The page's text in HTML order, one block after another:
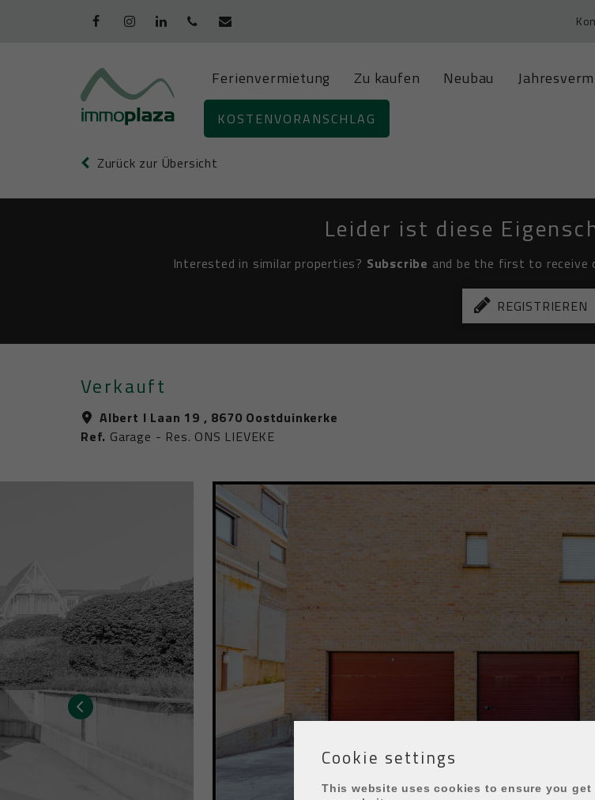
Ferienvermietung Zu kaufen Neubau
KOSTENVORANSCHLAG
Zurück zur Übersicht
Leider ist diese
Interested in similar properties? Subscribe and be the first to receive
REGISTRIEREN
Verkauft
Albert I Laan 19 , 8670 Oostduinkerke
Ref. Garage - Res. ONS LIEVEKE
Cookie settings
This website uses cookies to ensure you get